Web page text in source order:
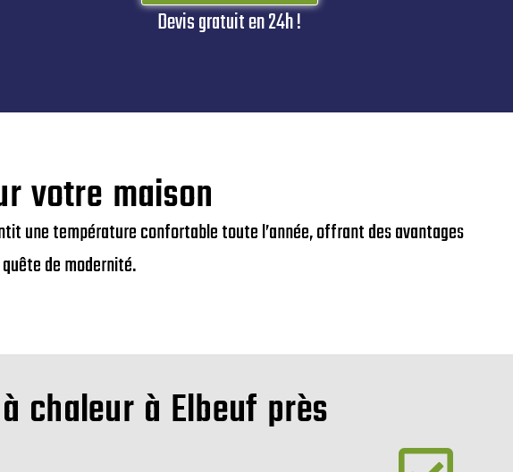
Devis gratuit en 24h !
votre maison
une température confortable toute l’année, offrant des avantages
de modernité.
chaleur à Elbeuf près